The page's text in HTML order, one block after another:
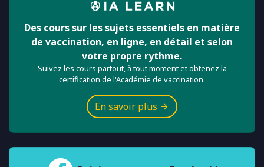
Des cours sur les sujets essentiels en matière
de vaccination, en ligne, en détail et selon
votre propre rythme.
Suivez les cours partout, à tout moment et obtenez la
certification de l'Académie de vaccination.
En savoir plus